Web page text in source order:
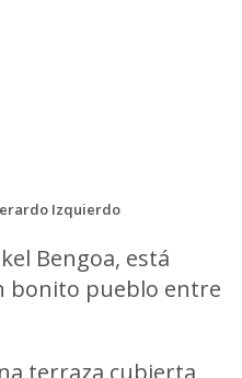
Izquierdo
Bengoa, está
bonito pueblo entre